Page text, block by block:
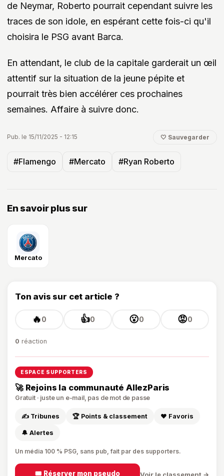
de Neymar, Roberto pourrait cependant suivre les
traces de son idole, en espérant cette fois-ci qu'il
choisira le PSG avant Barca.
En attendant, le club de la capitale garderait un œil
attentif sur la situation de la jeune pépite et
pourrait très bien accélérer ces prochaines
semaines. Affaire à suivre donc.
Pub. le 15/11/2025 - 12:15 🤍 Sauvegarder
#Flamengo #Mercato #Ryan Roberto
En savoir plus sur
Mercato
Ton avis sur cet article ?
🔥0 👍0 😮0 😡0
0 réaction
ESPACE SUPPORTERS
🚀 Rejoins la communauté AllezParis
Gratuit · juste un e-mail, pas de mot de passe
✍️ Tribunes 🏆 Points & classement ❤️ Favoris
🔔 Alertes
Un média 100 % PSG, sans pub, fait par des supporters.
🎟️ Réserver mon pseudo